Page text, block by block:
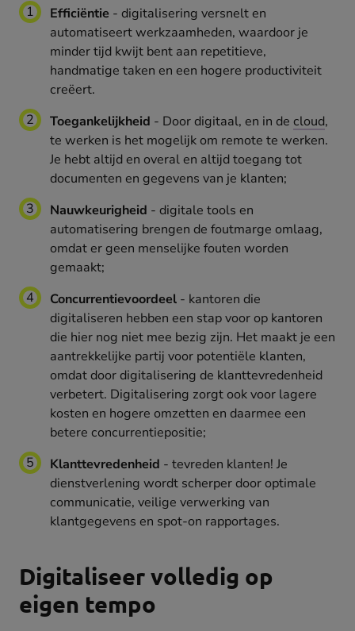
Efficiëntie - digitalisering versnelt en
automatiseert werkzaamheden, waardoor je
minder tijd kwijt bent aan repetitieve,
handmatige taken en een hogere productiviteit
creëert.
Toegankelijkheid - Door digitaal, en in decloud,
te werken is het mogelijk om remote te werken.
Je hebt altijd en overal en altijd toegang tot
documenten en gegevens van je klanten;
Nauwkeurigheid - digitale tools en
automatisering brengen de foutmarge omlaag,
omdat er geen menselijke fouten worden
gemaakt;
Concurrentievoordeel - kantoren die
digitaliseren hebben een stap voor op kantoren
die hier nog niet mee bezig zijn. Het maakt je een
aantrekkelijke partij voor potentiële klanten,
omdat door digitalisering de klanttevredenheid
verbetert. Digitalisering zorgt ook voor lagere
kosten en hogere omzetten en daarmee een
betere concurrentiepositie;
Klanttevredenheid - tevreden klanten! Je
dienstverlening wordt scherper door optimale
communicatie, veilige verwerking van
klantgegevens en spot-on rapportages.
Digitaliseer volledig op
eigen tempo